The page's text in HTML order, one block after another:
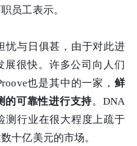
员工表示。
忧与日俱甚，由于对此进
展很快。许多公司向人们
也是其中的一家， 鲜
的可靠性进行支持。DNA
测行业在很大程度上疏于
十亿美元的市场。